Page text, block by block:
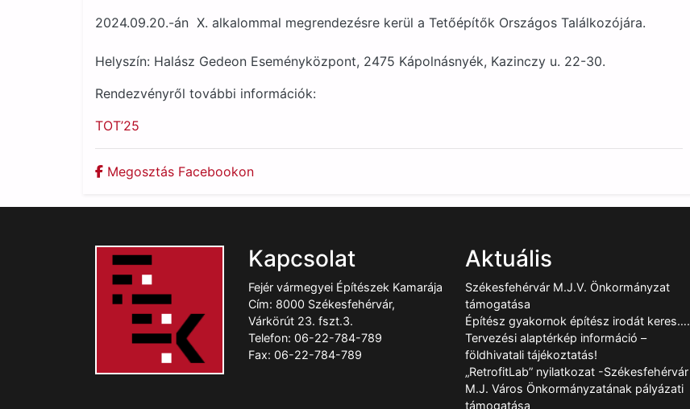
2024.09.20.-án X. alkalommal megrendezésre kerül a Tetőépítők Országos Találkozójára.
Helyszín: Halász Gedeon Eseményközpont, 2475 Kápolnásnyék, Kazinczy u. 22-30.
Rendezvényről további információk:
TOT’25
Megosztás Facebookon
Kapcsolat
Fejér vármegyei Építészek Kamarája
Cím: 8000 Székesfehérvár,
Várkörút 23. fszt.3.
Telefon: 06-22-784-789
Fax: 06-22-784-789
Aktuális
Székesfehérvár M.J.V. Önkormányzat
támogatása
Építész gyakornok építész irodát keres….
Tervezési alaptérkép információ –
földhivatali tájékoztatás!
„RetrofitLab” nyilatkozat -Székesfehérvár
M.J. Város Önkormányzatának pályázati
támogatása